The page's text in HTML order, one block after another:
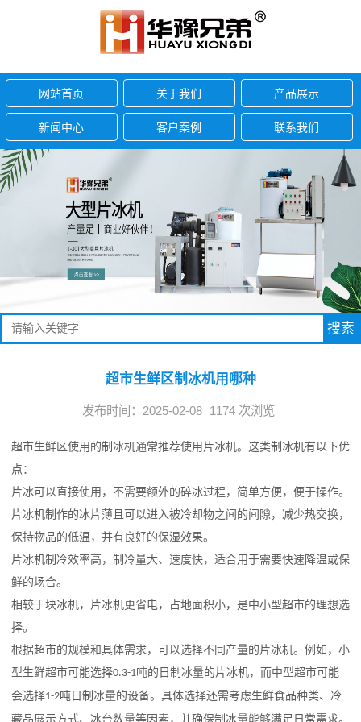
网站首页 关于我们 产品展示
新闻中心 客户案例 联系我们
超市生鲜区制冰机用哪种
发布时间：2025-02-08 1174 次浏览
超市生鲜区使用的制冰机通常推荐使用片冰机。这类制冰机有以下优
点：
片冰可以直接使用，不需要额外的碎冰过程，简单方便，便于操作。
片冰机制作的冰片薄且可以进入被冷却物之间的间隙，减少热交换，
保持物品的低温，并有良好的保湿效果。
片冰机制冷效率高，制冷量大、速度快，适合用于需要快速降温或保
鲜的场合。
相较于块冰机，片冰机更省电，占地面积小，是中小型超市的理想选
择。
根据超市的规模和具体需求，可以选择不同产量的片冰机。例如，小
型生鲜超市可能选择0.3-1吨的日制冰量的片冰机，而中型超市可能
会选择1-2吨日制冰量的设备。具体选择还需考虑生鲜食品种类、冷
藏品展示方式、冰台数量等因素，并确保制冰量能够满足日常需求。